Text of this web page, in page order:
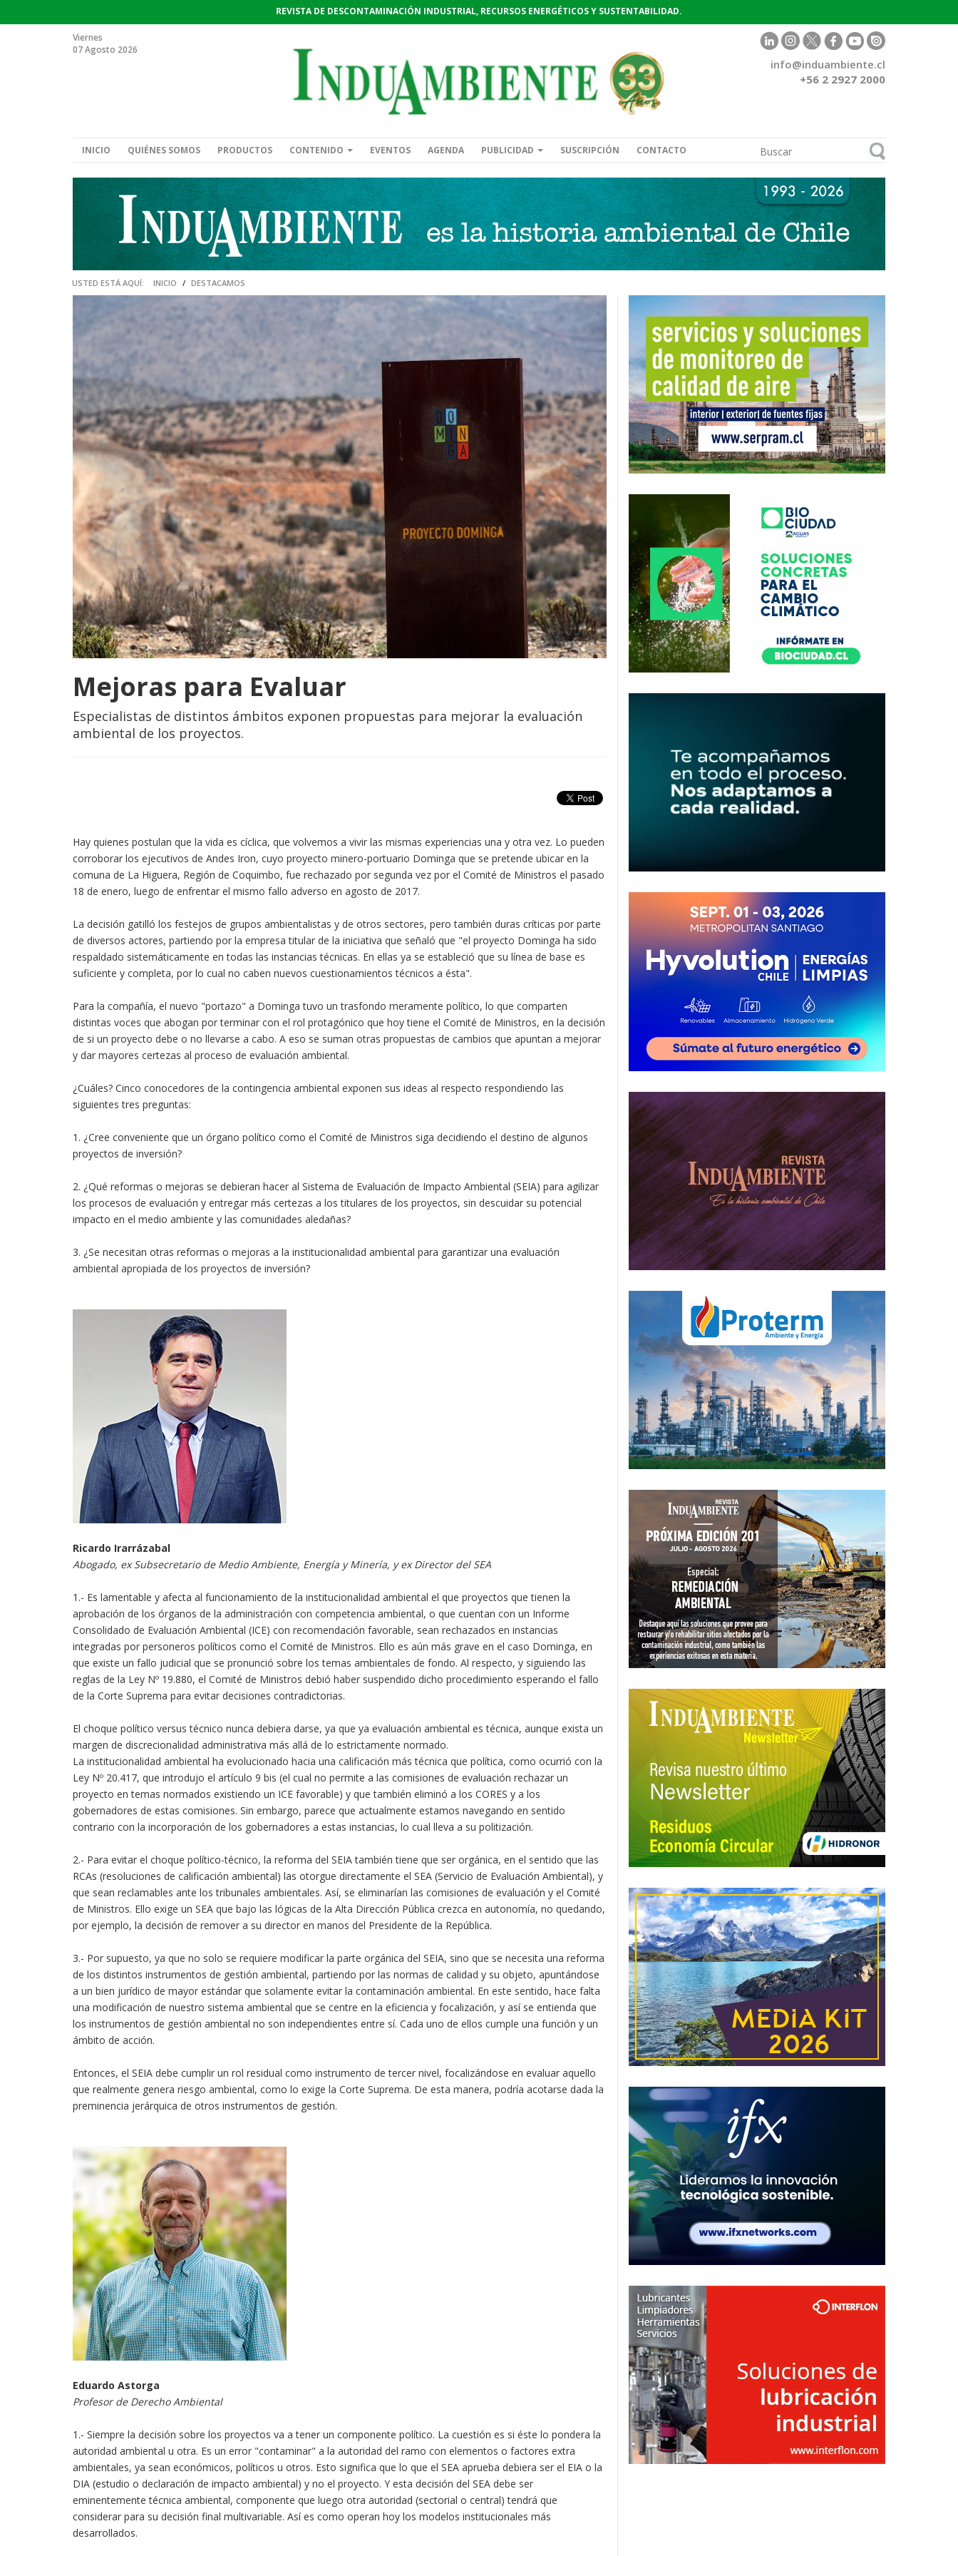
REVISTA DE DESCONTAMINACIÓN INDUSTRIAL, RECURSOS ENERGÉTICOS Y SUSTENTABILIDAD.
Viernes
07 Agosto 2026
info@induambiente.cl
+56 2 2927 2000
INICIO QUIÉNES SOMOS PRODUCTOS CONTENIDO EVENTOS AGENDA PUBLICIDAD SUSCRIPCIÓN CONTACTO
USTED ESTÁ AQUÍ: INICIO / DESTACAMOS
Mejoras para Evaluar
Especialistas de distintos ámbitos exponen propuestas para mejorar la evaluación
ambiental de los proyectos.
Hay quienes postulan que la vida es cíclica, que volvemos a vivir las mismas experiencias una y otra vez. Lo pueden
corroborar los ejecutivos de Andes Iron, cuyo proyecto minero-portuario Dominga que se pretende ubicar en la
comuna de La Higuera, Región de Coquimbo, fue rechazado por segunda vez por el Comité de Ministros el pasado
18 de enero, luego de enfrentar el mismo fallo adverso en agosto de 2017.
La decisión gatilló los festejos de grupos ambientalistas y de otros sectores, pero también duras críticas por parte
de diversos actores, partiendo por la empresa titular de la iniciativa que señaló que "el proyecto Dominga ha sido
respaldado sistemáticamente en todas las instancias técnicas. En ellas ya se estableció que su línea de base es
suficiente y completa, por lo cual no caben nuevos cuestionamientos técnicos a ésta".
Para la compañía, el nuevo "portazo" a Dominga tuvo un trasfondo meramente político, lo que comparten
distintas voces que abogan por terminar con el rol protagónico que hoy tiene el Comité de Ministros, en la decisión
de si un proyecto debe o no llevarse a cabo. A eso se suman otras propuestas de cambios que apuntan a mejorar
y dar mayores certezas al proceso de evaluación ambiental.
¿Cuáles? Cinco conocedores de la contingencia ambiental exponen sus ideas al respecto respondiendo las
siguientes tres preguntas:
1. ¿Cree conveniente que un órgano político como el Comité de Ministros siga decidiendo el destino de algunos
proyectos de inversión?
2. ¿Qué reformas o mejoras se debieran hacer al Sistema de Evaluación de Impacto Ambiental (SEIA) para agilizar
los procesos de evaluación y entregar más certezas a los titulares de los proyectos, sin descuidar su potencial
impacto en el medio ambiente y las comunidades aledañas?
3. ¿Se necesitan otras reformas o mejoras a la institucionalidad ambiental para garantizar una evaluación
ambiental apropiada de los proyectos de inversión?
Ricardo Irarrázabal
Abogado, ex Subsecretario de Medio Ambiente, Energía y Minería, y ex Director del SEA
1.- Es lamentable y afecta al funcionamiento de la institucionalidad ambiental el que proyectos que tienen la
aprobación de los órganos de la administración con competencia ambiental, o que cuentan con un Informe
Consolidado de Evaluación Ambiental (ICE) con recomendación favorable, sean rechazados en instancias
integradas por personeros políticos como el Comité de Ministros. Ello es aún más grave en el caso Dominga, en
que existe un fallo judicial que se pronunció sobre los temas ambientales de fondo. Al respecto, y siguiendo las
reglas de la Ley Nº 19.880, el Comité de Ministros debió haber suspendido dicho procedimiento esperando el fallo
de la Corte Suprema para evitar decisiones contradictorias.
El choque político versus técnico nunca debiera darse, ya que ya evaluación ambiental es técnica, aunque exista un
margen de discrecionalidad administrativa más allá de lo estrictamente normado.
La institucionalidad ambiental ha evolucionado hacia una calificación más técnica que política, como ocurrió con la
Ley Nº 20.417, que introdujo el artículo 9 bis (el cual no permite a las comisiones de evaluación rechazar un
proyecto en temas normados existiendo un ICE favorable) y que también eliminó a los CORES y a los
gobernadores de estas comisiones. Sin embargo, parece que actualmente estamos navegando en sentido
contrario con la incorporación de los gobernadores a estas instancias, lo cual lleva a su politización.
2.- Para evitar el choque político-técnico, la reforma del SEIA también tiene que ser orgánica, en el sentido que las
RCAs (resoluciones de calificación ambiental) las otorgue directamente el SEA (Servicio de Evaluación Ambiental), y
que sean reclamables ante los tribunales ambientales. Así, se eliminarían las comisiones de evaluación y el Comité
de Ministros. Ello exige un SEA que bajo las lógicas de la Alta Dirección Pública crezca en autonomía, no quedando,
por ejemplo, la decisión de remover a su director en manos del Presidente de la República.
3.- Por supuesto, ya que no solo se requiere modificar la parte orgánica del SEIA, sino que se necesita una reforma
de los distintos instrumentos de gestión ambiental, partiendo por las normas de calidad y su objeto, apuntándose
a un bien jurídico de mayor estándar que solamente evitar la contaminación ambiental. En este sentido, hace falta
una modificación de nuestro sistema ambiental que se centre en la eficiencia y focalización, y así se entienda que
los instrumentos de gestión ambiental no son independientes entre sí. Cada uno de ellos cumple una función y un
ámbito de acción.
Entonces, el SEIA debe cumplir un rol residual como instrumento de tercer nivel, focalizándose en evaluar aquello
que realmente genera riesgo ambiental, como lo exige la Corte Suprema. De esta manera, podría acotarse dada la
preminencia jerárquica de otros instrumentos de gestión.
Eduardo Astorga
Profesor de Derecho Ambiental
1.- Siempre la decisión sobre los proyectos va a tener un componente político. La cuestión es si éste lo pondera la
autoridad ambiental u otra. Es un error "contaminar" a la autoridad del ramo con elementos o factores extra
ambientales, ya sean económicos, políticos u otros. Esto significa que lo que el SEA aprueba debiera ser el EIA o la
DIA (estudio o declaración de impacto ambiental) y no el proyecto. Y esta decisión del SEA debe ser
eminentemente técnica ambiental, componente que luego otra autoridad (sectorial o central) tendrá que
considerar para su decisión final multivariable. Así es como operan hoy los modelos institucionales más
desarrollados.